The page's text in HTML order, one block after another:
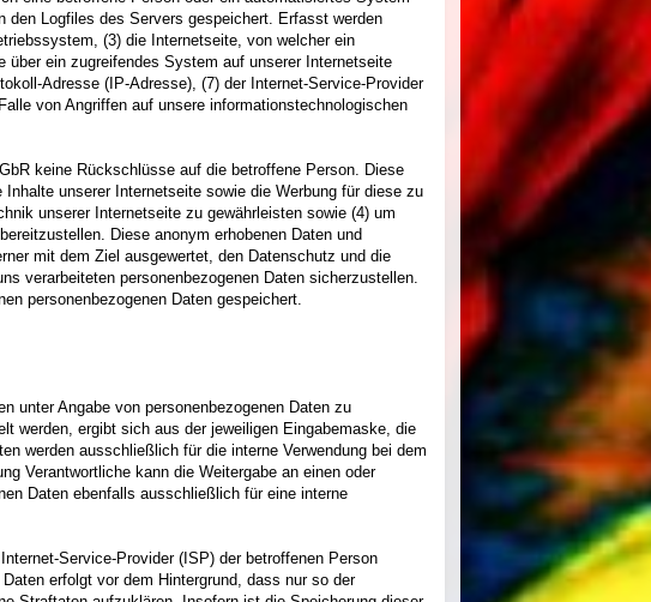
den Logfiles des Servers gespeichert. Erfasst werden
(3) die Internetseite, von welcher ein
über ein zugreifendes System auf unserer Internetseite
Adresse (IP-Adresse), (7) der Internet-Service-Provider
von Angriffen auf unsere informationstechnologischen
keine Rückschlüsse auf die betroffene Person. Diese
unserer Internetseite sowie die Werbung für diese zu
unserer Internetseite zu gewährleisten sowie (4) um
Diese anonym erhobenen Daten und
mit dem Ziel ausgewertet, den Datenschutz und die
verarbeiteten personenbezogenen Daten sicherzustellen.
personenbezogenen Daten gespeichert.
unter Angabe von personenbezogenen Daten zu
werden, ergibt sich aus der jeweiligen Eingabemaske, die
werden ausschließlich für die interne Verwendung bei dem
Verantwortliche kann die Weitergabe an einen oder
Daten ebenfalls ausschließlich für eine interne
Service-Provider (ISP) der betroffenen Person
erfolgt vor dem Hintergrund, dass nur so der